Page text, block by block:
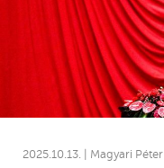
2025.10.13. | Magyari Péter